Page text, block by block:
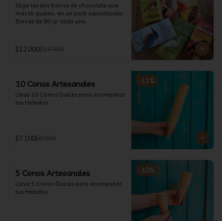
Elige las dos barras de chocolate que
más te gusten, en un pack espectacular.
Barras de 80 gr cada una.
$12.000$14.000
-11%
10 Conos Artesanales
Lleva 10 Conos Dulces para acompañar
tus Helados
$7.100$8.000
-10%
5 Conos Artesanales
Lleva 5 Conos Dulces para acompañar
tus Helados